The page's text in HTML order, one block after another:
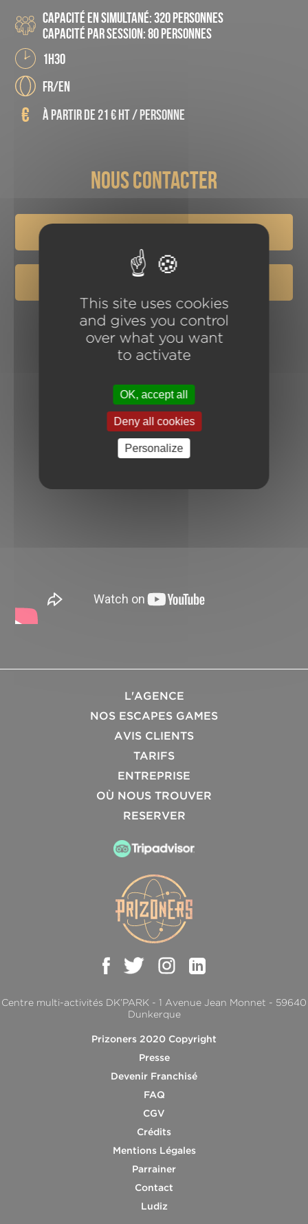
capacité en simultané:320personnes
capacité par session:80personnes
1h30
fr/en
€ à partir de 21 € ht / personne
Nous contacter
par téléphone
L'AGENCE
NOS ESCAPES GAMES
AVIS CLIENTS
TARIFS
ENTREPRISE
OÙ NOUS TROUVER
RESERVER
Centre multi-activités DK’PARK - 1 Avenue Jean Monnet - 59640
Dunkerque
Prizoners 2020 Copyright
Presse
Devenir Franchisé
FAQ
CGV
Crédits
Mentions Légales
Parrainer
Contact
Ludiz
This site uses cookies
and gives you control
over what you want
to activate
OK, accept all
Deny all cookies
Personalize